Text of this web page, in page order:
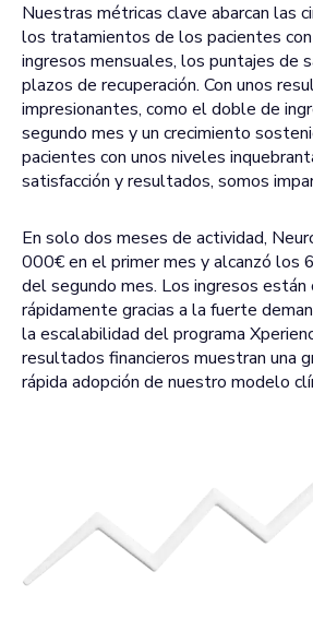
Nuestras métricas clave abarcan las
los tratamientos de los pacientes
ingresos mensuales, los puntajes de
plazos de recuperación. Con unos
impresionantes, como el doble de
segundo mes y un crecimiento
pacientes con unos niveles
satisfacción y resultados, somos
En solo dos meses de actividad,
000€ en el primer mes y alcanzó los
del segundo mes. Los ingresos están
rápidamente gracias a la fuerte
la escalabilidad del programa
resultados financieros muestran una
rápida adopción de nuestro modelo